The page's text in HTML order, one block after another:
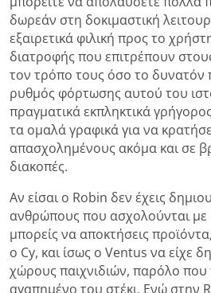
δωρεάν στη δοκιμαστική
εξαιρετικά φιλική προς το
διατροφής που επιτρέπουν
τον τρόπο τους όσο το δυνατόν
ρυθμός φόρτωσης αυτού του
πραγματικά εκπληκτικά
τα ομαλά γραφικά για να
απασχολημένους ακόμα και σε
διακοπές.
Αν είσαι ο Robin δεν έχεις
ανθρώπους που ασχολούνται με
μπορείς να αποκτήσεις
ο Cy, και ίσως ο Ventus να είχε
χώρους παιχνιδιών, παρόλο που
αγαπημένο του στέκι. Ενώ στην